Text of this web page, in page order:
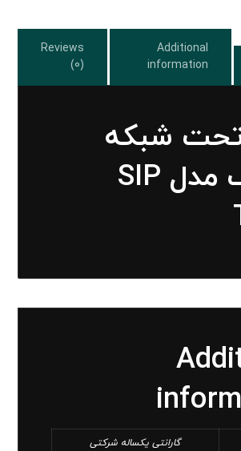
Additional
information
Reviews
(0)
تحت شبکه
یالینک مدل SIP
گارانتی یکساله شرکتی